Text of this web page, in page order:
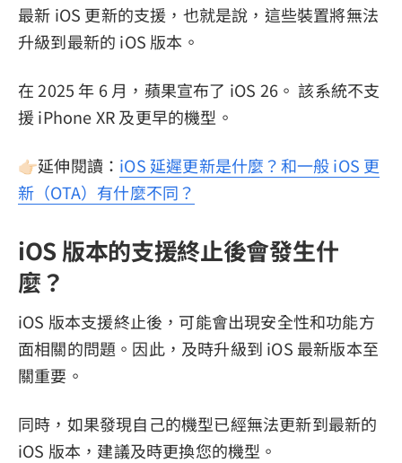
最新 iOS 更新的支援，也就是說，這些裝置將無法
升級到最新的 iOS 版本。
在 2025 年 6 月，蘋果宣布了 iOS 26。 該系統不支
援 iPhone XR 及更早的機型。
👉🏻延伸閱讀： iOS 延遲更新是什麼？和一般 iOS 更
新（OTA）有什麼不同？
iOS 版本的支援終止後會發生什
麼？
iOS 版本支援終止後，可能會出現安全性和功能方
面相關的問題。因此，及時升級到 iOS 最新版本至
關重要。
同時，如果發現自己的機型已經無法更新到最新的
iOS 版本，建議及時更換您的機型。